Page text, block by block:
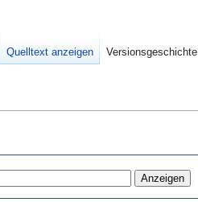
Quelltext anzeigen Versionsgeschichte